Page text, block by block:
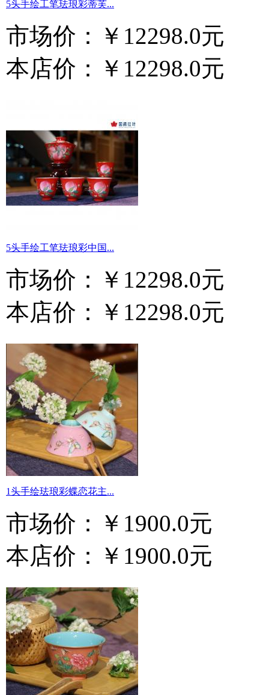
5头手绘工笔珐琅彩蒂芙...
市场价：
￥12298.0元
本店价：
￥12298.0元
5头手绘工笔珐琅彩中国...
市场价：
￥12298.0元
本店价：
￥12298.0元
1头手绘珐琅彩蝶恋花主...
市场价：
￥1900.0元
本店价：
￥1900.0元